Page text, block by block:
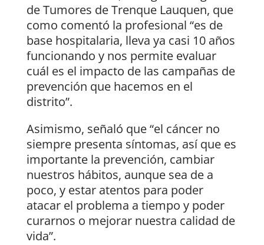
de Tumores de Trenque Lauquen, que
como comentó la profesional “es de
base hospitalaria, lleva ya casi 10 años
funcionando y nos permite evaluar
cuál es el impacto de las campañas de
prevención que hacemos en el
distrito”.
Asimismo, señaló que “el cáncer no
siempre presenta síntomas, así que es
importante la prevención, cambiar
nuestros hábitos, aunque sea de a
poco, y estar atentos para poder
atacar el problema a tiempo y poder
curarnos o mejorar nuestra calidad de
vida”.